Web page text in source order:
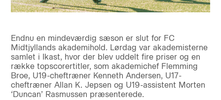
Endnu en mindeværdig sæson er slut for FC
Midtjyllands akademihold. Lørdag var akademisterne
samlet i Ikast, hvor der blev uddelt fire priser og en
række topscorertitler, som akademichef Flemming
Broe, U19-cheftræner Kenneth Andersen, U17-
cheftræner Allan K. Jepsen og U19-assistent Morten
‘Duncan’ Rasmussen præsenterede.